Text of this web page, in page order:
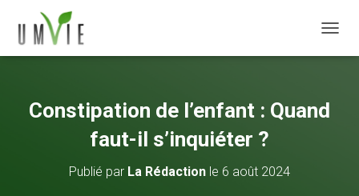
Constipation de l’enfant : Quand
faut-il s’inquiéter ?
Publié par La Rédaction le 6 août 2024